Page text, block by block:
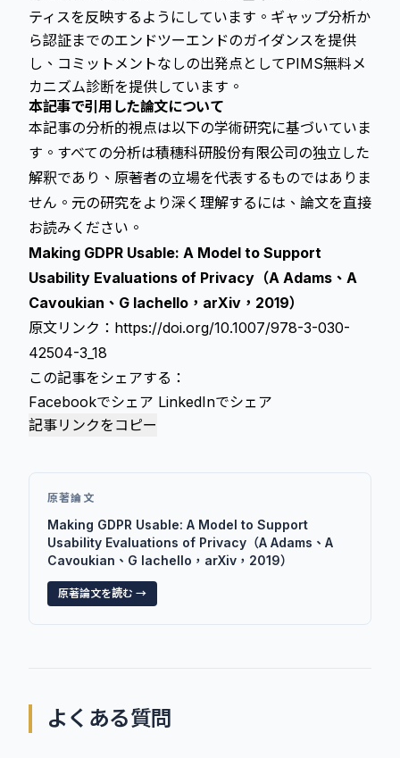
ティスを反映するようにしています。ギャップ分析か
ら認証までのエンドツーエンドのガイダンスを提供
し、コミットメントなしの出発点としてPIMS無料メ
カニズム診断を提供しています。
本記事で引用した論文について
本記事の分析的視点は以下の学術研究に基づいていま
す。すべての分析は積穗科研股份有限公司の独立した
解釈であり、原著者の立場を代表するものではありま
せん。元の研究をより深く理解するには、論文を直接
お読みください。
Making GDPR Usable: A Model to Support
Usability Evaluations of Privacy（A Adams、A
Cavoukian、G Iachello，arXiv，2019）
原文リンク： https://doi.org/10.1007/978-3-030-
42504-3_18
この記事をシェアする：
Facebookでシェア LinkedInでシェア
記事リンクをコピー
原著論文
Making GDPR Usable: A Model to Support
Usability Evaluations of Privacy（A Adams、A
Cavoukian、G Iachello，arXiv，2019）
原著論文を読む →
よくある質問